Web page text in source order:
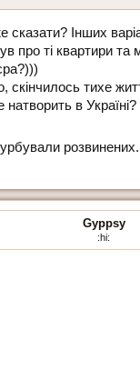
Інших
про ті квартири
скінчилось тихе
натворить в
Gyppsy
:hi: